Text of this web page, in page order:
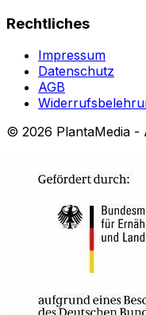
Rechtliches
Impressum
Datenschutz
AGB
© 2026 PlantaMedia -